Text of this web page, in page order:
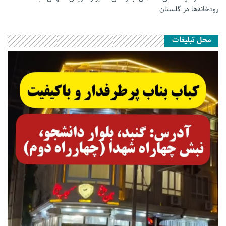
رودخانه‌ها در گلستان
محل تبلیغات